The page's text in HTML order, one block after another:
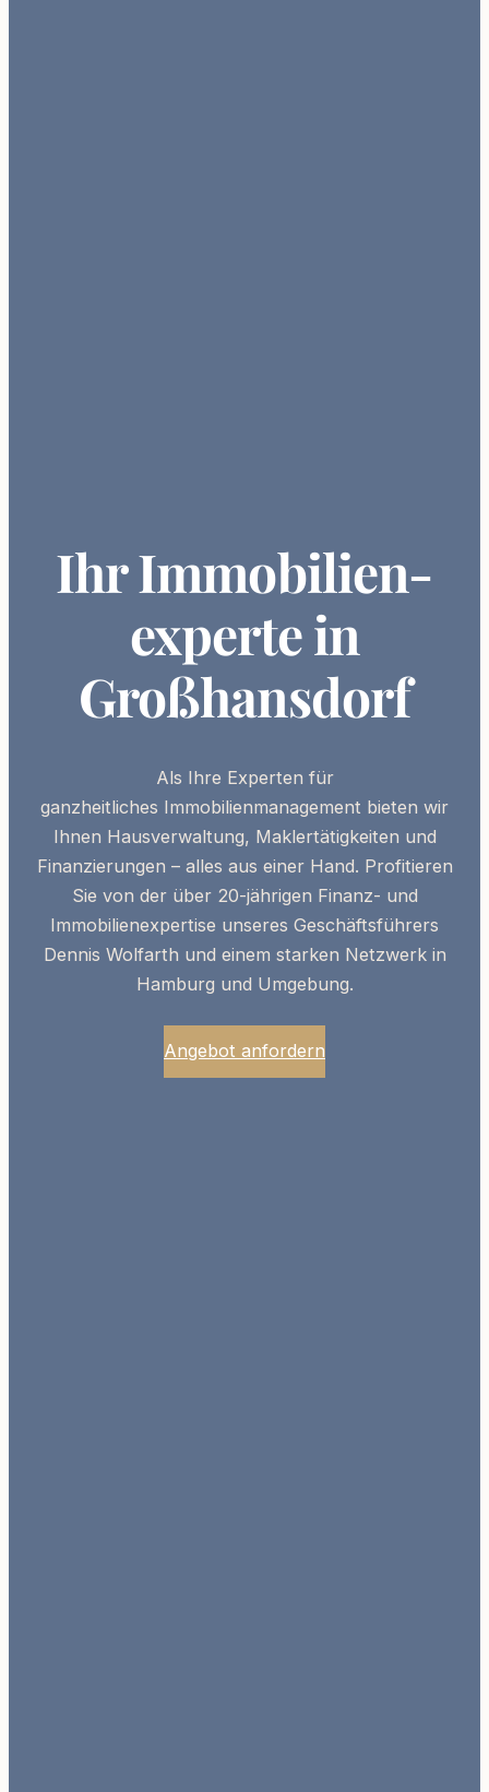
Ihr Immobilien­
experte in
Großhansdorf
Als Ihre Experten für
ganzheitliches Immobilienmanagement bieten wir
Ihnen Hausverwaltung, Maklertätigkeiten und
Finanzierungen – alles aus einer Hand. Profitieren
Sie von der über 20-jährigen Finanz- und
Immobilienexpertise unseres Geschäftsführers
Dennis Wolfarth und einem starken Netzwerk in
Hamburg und Umgebung.
Angebot anfordern